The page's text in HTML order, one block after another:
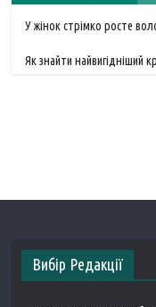
У жінок стрімко росте
Як знайти найвигідніший
Вибір Редакції